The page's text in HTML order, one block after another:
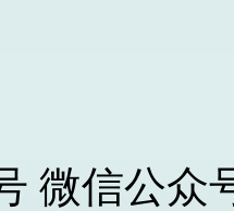
微信公众